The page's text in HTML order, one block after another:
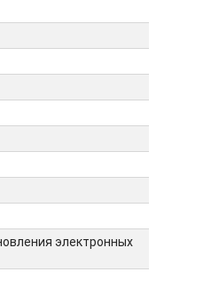
электронных